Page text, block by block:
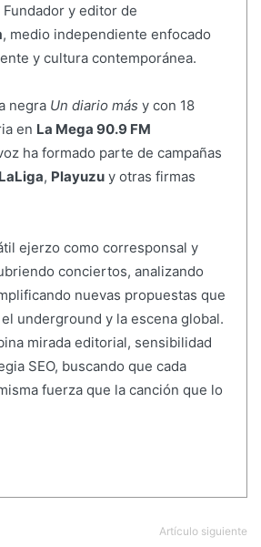
y editor de
, medio independiente enfocado
y cultura contemporánea.
negra Un diario más y con 18
en La Mega 90.9 FM
ha formado parte de campañas
LaLiga, Playuzuy otras firmas
ejerzo como corresponsal y
conciertos, analizando
nuevas propuestas que
underground y la escena global.
mirada editorial, sensibilidad
SEO, buscando que cada
fuerza que la canción que lo
Artículo siguiente